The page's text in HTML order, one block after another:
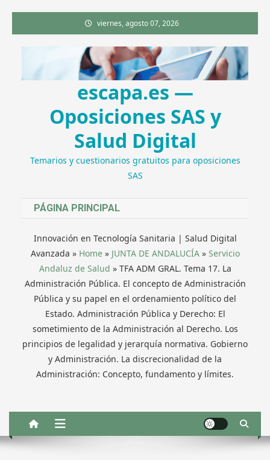
al
contenido
viernes, agosto 07, 2026
escapa.es —
Oposiciones SAS y
Salud Digital
Temarios y cuestionarios gratuitos para oposiciones
SAS
PÁGINA PRINCIPAL
Innovación en Tecnología Sanitaria | Salud Digital
Avanzada » Home » JUNTA DE ANDALUCÍA » Servicio
Andaluz de Salud »TFA ADM GRAL. Tema 17. La
Administración Pública. El concepto de Administración
Pública y su papel en el ordenamiento político del
Estado. Administración Pública y Derecho: El
sometimiento de la Administración al Derecho. Los
principios de legalidad y jerarquía normativa. Gobierno
y Administración. La discrecionalidad de la
Administración: Concepto, fundamento y límites.